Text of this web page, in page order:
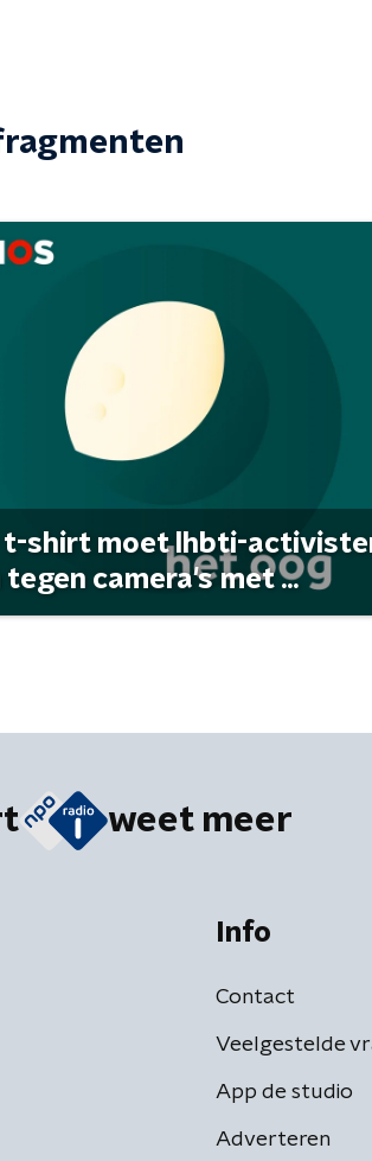
t-shirt moet lhbti-
camera's met ...
weet meer
Info
Contact
Veelgestelde
App de studio
Adverteren